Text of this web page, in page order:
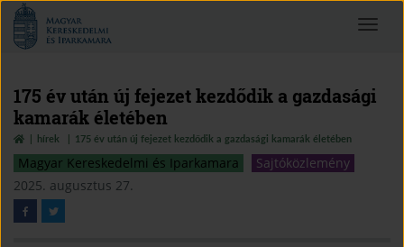
Magyar
Kereskedelmi
és
Toggle
175 év után új fejezet kezdődik a gazdasági
kamarák életében
hírek 175 év után új fejezet kezdődik a gazdasági kamarák életében
Magyar Kereskedelmi és Iparkamara
Sajtóközlemény
2025. augusztus 27.